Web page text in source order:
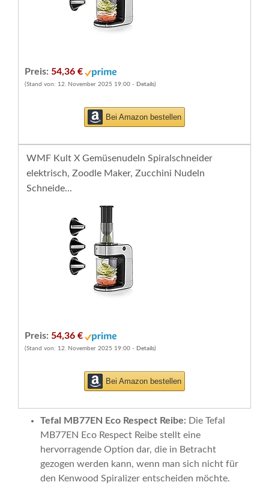
Preis: 54,36 €
(Stand von: 12. November 2025 19:00 - Details)
Bei Amazon bestellen
WMF Kult X Gemüsenudeln Spiralschneider
elektrisch, Zoodle Maker, Zucchini Nudeln
Schneide...
Preis: 54,36 €
(Stand von: 12. November 2025 19:00 - Details)
Bei Amazon bestellen
Tefal MB77EN Eco Respect Reibe: Die Tefal
MB77EN Eco Respect Reibe stellt eine
hervorragende Option dar, die in Betracht
gezogen werden kann, wenn man sich nicht für
den Kenwood Spiralizer entscheiden möchte.